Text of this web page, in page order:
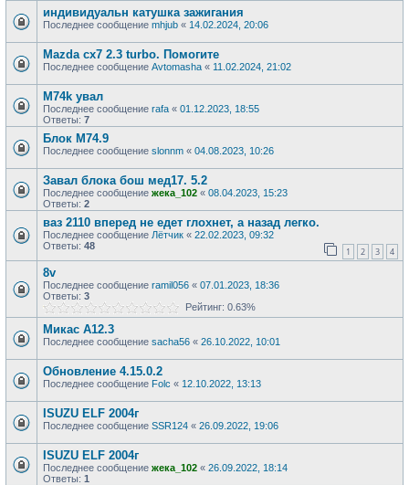
индивидуальн катушка зажигания
Последнее сообщение mhjub « 14.02.2024, 20:06
Mazda cx7 2.3 turbo. Помогите
Последнее сообщение Avtomasha « 11.02.2024, 21:02
M74k увал
Последнее сообщение rafa « 01.12.2023, 18:55
Ответы: 7
Блок М74.9
Последнее сообщение slonnm « 04.08.2023, 10:26
Завал блока бош мед17. 5.2
Последнее сообщение жека_102 « 08.04.2023, 15:23
Ответы: 2
ваз 2110 вперед не едет глохнет, а назад легко.
Последнее сообщение Лётчик « 22.02.2023, 09:32
Ответы: 48 1 2 3 4
8v
Последнее сообщение ramil056 « 07.01.2023, 18:36
Ответы: 3
Рейтинг: 0.63%
Микас А12.3
Последнее сообщение sacha56 « 26.10.2022, 10:01
Обновление 4.15.0.2
Последнее сообщение Folc « 12.10.2022, 13:13
ISUZU ELF 2004г
Последнее сообщение SSR124 « 26.09.2022, 19:06
ISUZU ELF 2004г
Последнее сообщение жека_102 « 26.09.2022, 18:14
Ответы: 1